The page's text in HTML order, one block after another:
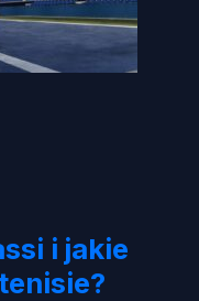
i jakie